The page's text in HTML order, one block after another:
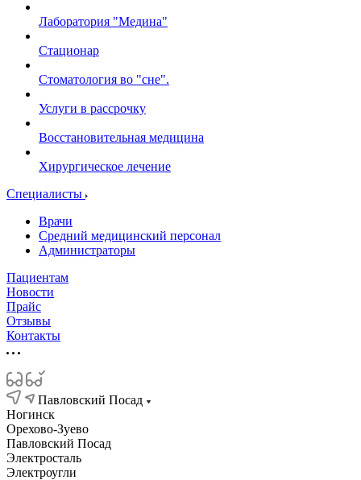
Лаборатория "Медина"
Стационар
Стоматология во "сне".
Услуги в рассрочку
Восстановительная медицина
Хирургическое лечение
Специалисты
Врачи
Средний медицинский персонал
Администраторы
Пациентам
Новости
Прайс
Отзывы
Контакты
Павловский Посад
Ногинск
Орехово-Зуево
Павловский Посад
Электросталь
Электроугли